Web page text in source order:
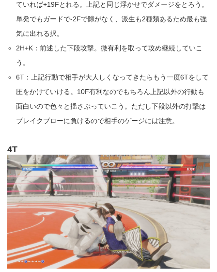
ていれば+19Fとれる。上記と同じ浮かせでダメージをとろう。
単発でもガードで-2Fで隙がなく、派生も2種類あるため最も強
気に出れる択。
2H+K：前述した下段攻撃。微有利を取って攻め継続していこ
う。
6T：上記行動で相手が大人しくなってきたらもう一度6Tをして
圧をかけていける。10F有利なのでもちろん上記以外の行動も
面白いので色々と揺さぶっていこう。ただし下段以外の打撃は
ブレイクブローに負けるので相手のゲージには注意。
4T